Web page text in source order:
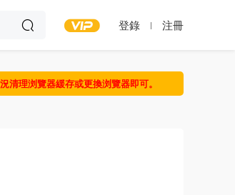
登錄 注冊
理浏覽器緩存或更換浏覽器即可。